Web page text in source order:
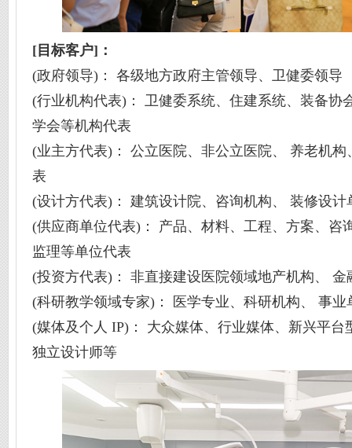
[目标客户]：
(政府领导)： 各级地方政府主管领导、卫健委领导
(行业机构代表)： 卫健委系统、住建系统、装备协
学会等机构代表
(业主方代表)： 公立医院、非公立医院、 养老机
表
(设计方代表)： 建筑设计院、咨询机构、 装修设
(供应商单位代表)： 产品、材料、工程、方案、咨
监理等单位代表
(投资方代表)： 非直接建设医院领域地产机构、 金
(科研教学领域专家)： 医学专业、科研机构、 事业
(媒体及个人 IP)： 大众媒体、行业媒体、新兴平
独立设计师等